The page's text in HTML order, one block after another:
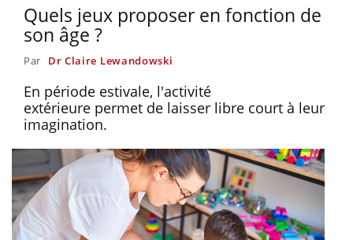
Quels jeux proposer en fonction de
son âge ?
Par Dr Claire Lewandowski
En période estivale, l'activité
extérieure permet de laisser libre court à leur
imagination.